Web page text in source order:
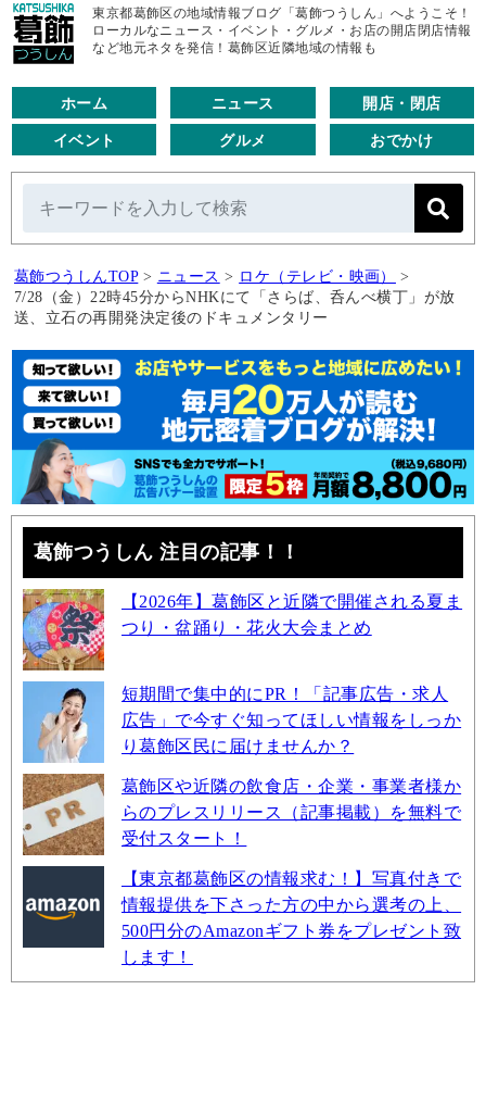
東京都葛飾区の地域情報ブログ「葛飾つうしん」へようこそ！
ローカルなニュース・イベント・グルメ・お店の開店閉店情報
など地元ネタを発信！葛飾区近隣地域の情報も
ホーム ニュース 開店・閉店
イベント グルメ おでかけ
葛飾つうしんTOP > ニュース > ロケ（テレビ・映画）
>
7/28（金）22時45分からNHKにて「さらば、呑んべ横丁」が放
送、立石の再開発決定後のドキュメンタリー
葛飾つうしん 注目の記事！！
【2026年】葛飾区と近隣で開催される夏ま
つり・盆踊り・花火大会まとめ
短期間で集中的にPR！「記事広告・求人
広告」で今すぐ知ってほしい情報をしっか
り葛飾区民に届けませんか？
葛飾区や近隣の飲食店・企業・事業者様か
らのプレスリリース（記事掲載）を無料で
受付スタート！
【東京都葛飾区の情報求む！】写真付きで
情報提供を下さった方の中から選考の上、
500円分のAmazonギフト券をプレゼント致
します！